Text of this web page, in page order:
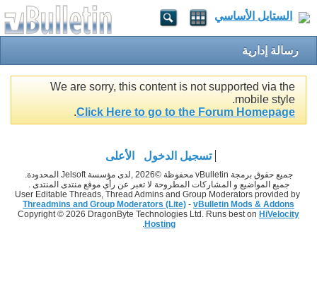
الستايل الأساسي
رسالة إدارية
We are sorry, this content is not supported via the
mobile style.
Click Here to go to the Forum Homepage
.
تسجيل الدخول الأعلى
جميع حقوق برمجة vBulletin محفوظة ©2026 ,لدى مؤسسة Jelsoft المحدودة.
جميع المواضيع و المشاركات المطروحة لا تعبر عن رأي موقع منتدى المنتدى .
User Editable Threads, Thread Admins and Group Moderators provided by
Threadmins and Group Moderators (Lite) - vBulletin Mods & Addons
Copyright © 2026 DragonByte Technologies Ltd. Runs best on HiVelocity
Hosting